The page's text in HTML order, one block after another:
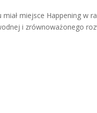
miejsce Happening w
i zrównoważonego